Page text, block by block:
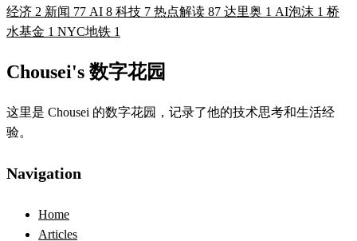
经济 2 新闻 77 AI 8 科技 7 热点解读 87 达里奥 1 AI泡沫 1 桥
水基金 1 NYC地铁 1
Chousei's 数字花园
这里是 Chousei 的数字花园，记录了他的技术思考和生活经
验。
Navigation
Home
Articles